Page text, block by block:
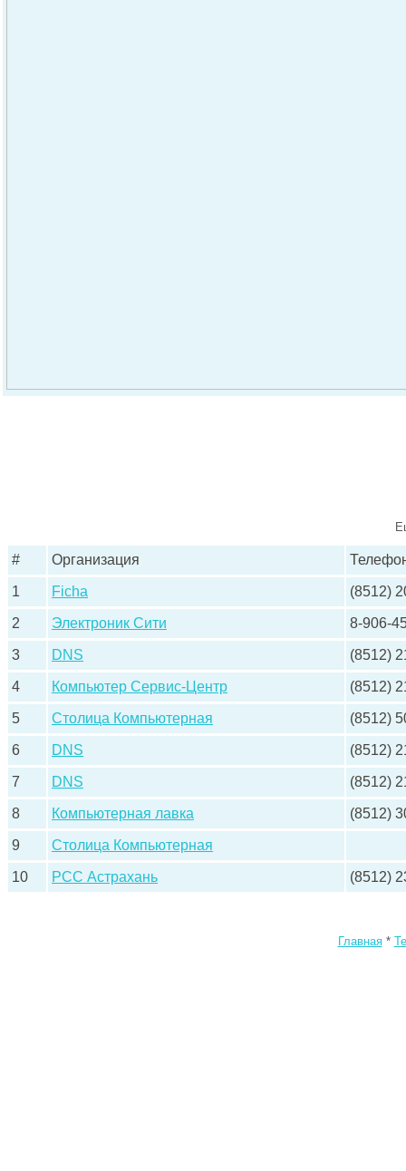
# Организация
1 Ficha (8512)
2 Электроник Сити 8-906-
3 DNS (8512)
4 Компьютер Сервис-Центр (8512)
5 Столица Компьютерная (8512)
6 DNS (8512)
7 DNS (8512)
8 Компьютерная лавка (8512)
9 Столица Компьютерная
10 РСС Астрахань (8512)
Главная*